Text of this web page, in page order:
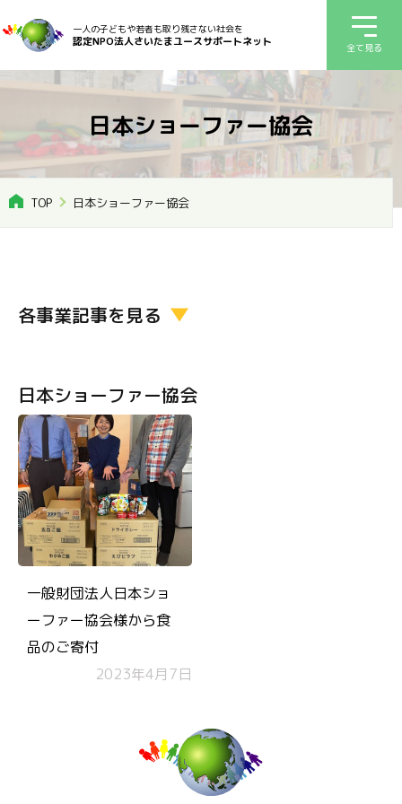
一人の子どもや若者も取り残さない社会を
認定NPO法人さいたまユースサポートネット 全て見る
日本ショーファー協会
TOP 日本ショーファー協会
各事業記事を見る
日本ショーファー協会
一般財団法人日本ショ
ーファー協会様から食
品のご寄付
2023年4月7日